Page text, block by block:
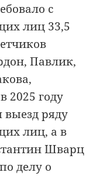
с
лиц 33,5
Павлик,
2025 году
ряду
лиц, а в
Шварц
делу о